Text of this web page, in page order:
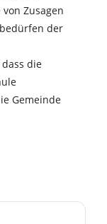
Zusagen
der
die
Gemeinde